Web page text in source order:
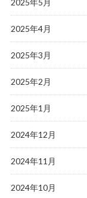
2025年5月
2025年4月
2025年3月
2025年2月
2025年1月
2024年12月
2024年11月
2024年10月